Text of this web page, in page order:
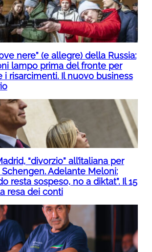
nere” (e allegre) della Russia:
lampo prima del fronte per
i risarcimenti. Il nuovo business
“divorzio” all’italiana per
Adelante Meloni:
resta sospeso, no a diktat”. Il 15
resa dei conti